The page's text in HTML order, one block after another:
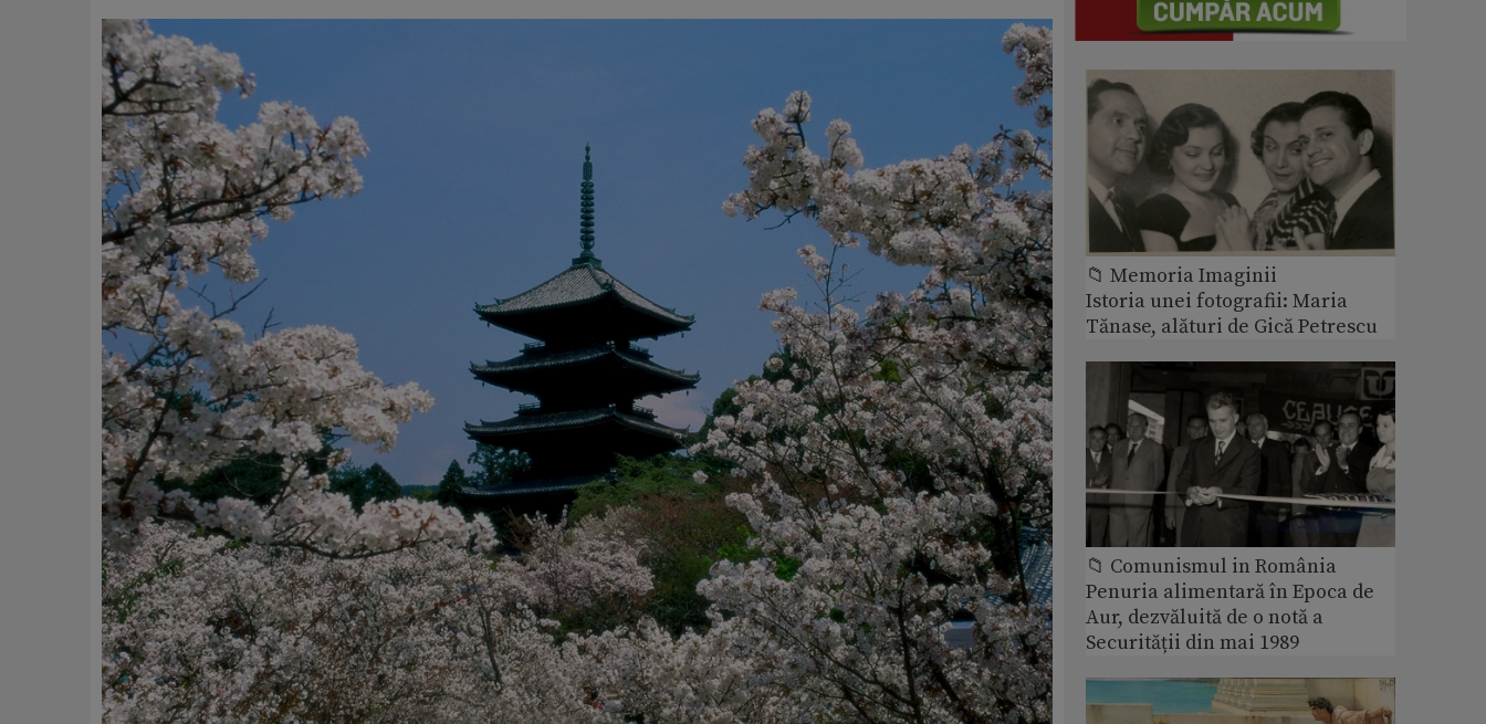
📁 Memoria Imaginii
Istoria unei fotografii: Maria
Tănase, alături de Gică Petrescu
📁 Comunismul in România
Penuria alimentară în Epoca de
Aur, dezvăluită de o notă a
Securității din mai 1989